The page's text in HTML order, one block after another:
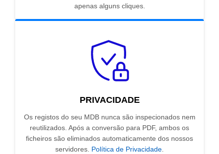
apenas alguns cliques.
PRIVACIDADE
Os registos do seu MDB nunca são inspecionados nem
reutilizados. Após a conversão para PDF, ambos os
ficheiros são eliminados automaticamente dos nossos
servidores. Política de Privacidade.